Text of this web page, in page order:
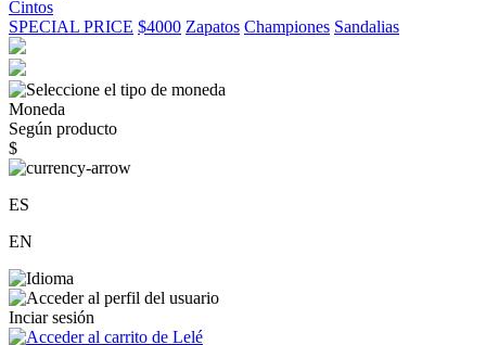
Cintos
SPECIAL PRICE $4000 Zapatos Championes Sandalias
Moneda
Según producto
$
ES
EN
Inciar sesión